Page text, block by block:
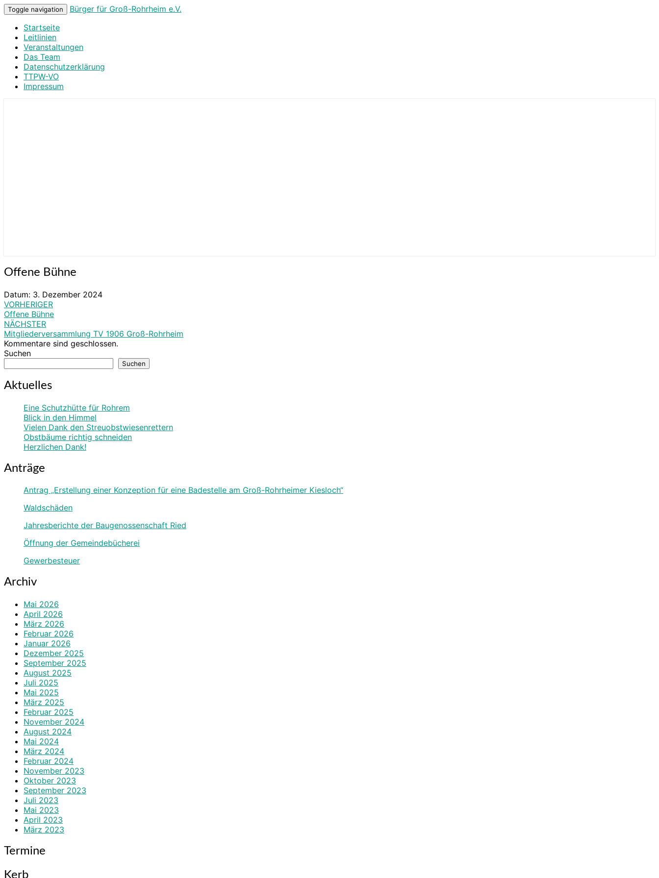
Toggle navigation
Bürger für Groß-Rohrheim e.V.
Startseite
Leitlinien
Veranstaltungen
Das Team
Datenschutzerklärung
TTPW-VO
Impressum
Offene
Offene Bühne
Datum: 3. Dezember 2024
Beitragsnavigation
VORHERIGER
Offene Bühne
NÄCHSTER
Mitgliederversammlung TV 1906 Groß-Rohrheim
Kommentare sind geschlossen.
Suchen
Suchen
Aktuelles
Eine Schutzhütte für Rohrem
Blick in den Himmel
Vielen Dank den Streuobstwiesenrettern
Obstbäume richtig schneiden
Herzlichen Dank!
Anträge
Antrag „Erstellung einer Konzeption für eine Badestelle am Groß-Rohrheimer Kiesloch“
Waldschäden
Jahresberichte der Baugenossenschaft Ried
Öffnung der Gemeindebücherei
Gewerbesteuer
Archiv
Mai 2026
April 2026
März 2026
Februar 2026
Januar 2026
Dezember 2025
September 2025
August 2025
Juli 2025
Mai 2025
März 2025
Februar 2025
November 2024
August 2024
Mai 2024
März 2024
Februar 2024
November 2023
Oktober 2023
September 2023
Juli 2023
Mai 2023
April 2023
März 2023
Termine
Kerb